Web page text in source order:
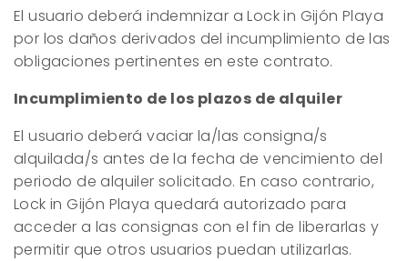
El usuario deberá indemnizar a Lock in Gijón Playa
por los daños derivados del incumplimiento de las
obligaciones pertinentes en este contrato.
Incumplimiento de los plazos de alquiler
El usuario deberá vaciar la/las consigna/s
alquilada/s antes de la fecha de vencimiento del
periodo de alquiler solicitado. En caso contrario,
Lock in Gijón Playa quedará autorizado para
acceder a las consignas con el fin de liberarlas y
permitir que otros usuarios puedan utilizarlas.